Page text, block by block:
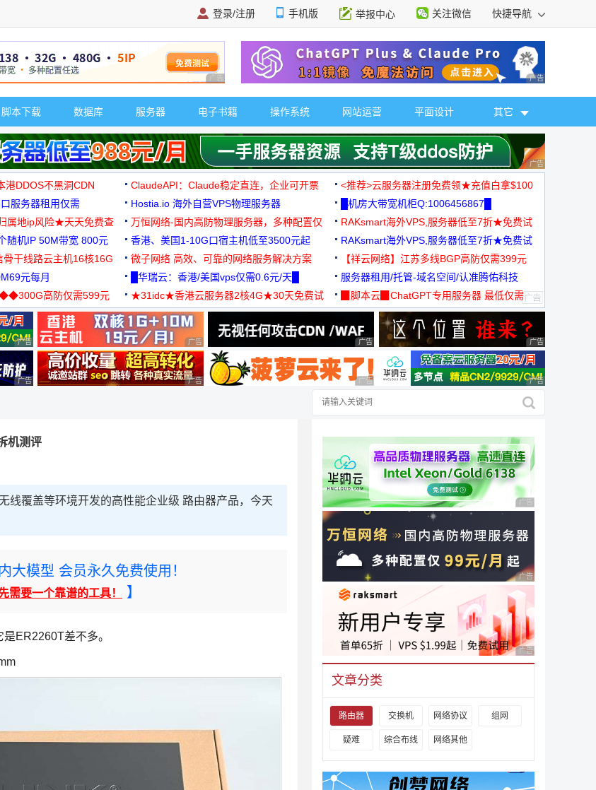
登录/注册 手机版 举报中心 关注微信 快捷导航
广告 商业广告，理性选择 广告 商业广告，理
脚本下载 数据库 服务器 电子书籍 操作系统 网站运营 平面设计 其它
广告 商业广告，理
港DDOS不黑洞CDN ClaudeAPI：Claude稳定直连，企业可开票
<推荐>云服务器注册免费领★充值白拿$100
服务器租用仅需
Hostia.io 海外自营VPS物理服务器
█机房大带宽机柜Q:1006456867█
属地ip风险★天天免费查
万恒网络-国内高防物理服务器，多种配置仅
99元/月起
RAKsmart海外VPS,服务器低至7折★免费试
用★
随机IP 50M带宽 800元 香港、美国1-10G口宿主机低至3500元起
RAKsmart海外VPS,服务器低至7折★免费试
用★
干线路云主机16核16G
微子网络 高效、可靠的网络服务解决方案
【祥云网络】江苏多线BGP高防仅需399元
元每月 █华瑞云：香港/美国vps仅需0.6元/天█
服务器租用/托管-域名空间/认准腾佑科技
高防仅需599元
★31idc★香港云服务器2核4G★30天免费试
用◆
▉脚本云▉ChatGPT专用服务器 最低仅需
19元/月
广告 商业广告，理性选择 广告 商业广告，理性选择 广告 商业广告，理性选择 广告 商业广告，理
广告 商业广告，理性选择 广告 商业广告，理性选择 广告 商业广告，理性选择 广告 商业广告，理
机测评
线覆盖等环境开发的高性能企业级 路由器产品，今天
大模型 会员永久免费使用！
需要一个靠谱的工具！ 】
ER2260T差不多。
广告 商业广告，理性
广告 商业广告，理性
广告 商业广告，理性
文章分类
路由器 交换机 网络协议 组网
疑难 综合布线 网络其他